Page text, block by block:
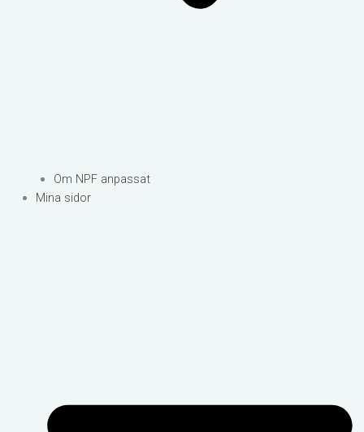
Om NPF anpassat
Mina sidor